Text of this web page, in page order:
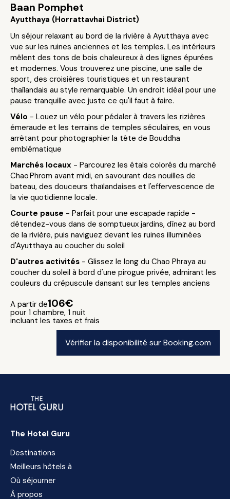
Baan Pomphet
Ayutthaya (Horrattavhai District)
Un séjour relaxant au bord de la rivière à Ayutthaya avec
vue sur les ruines anciennes et les temples. Les intérieurs
mêlent des tons de bois chaleureux à des lignes épurées
et modernes. Vous trouverez une piscine, une salle de
sport, des croisières touristiques et un restaurant
thaïlandais au style remarquable. Un endroit idéal pour une
pause tranquille avec juste ce qu'il faut à faire.
Vélo - Louez un vélo pour pédaler à travers les rizières
émeraude et les terrains de temples séculaires, en vous
arrêtant pour photographier la tête de Bouddha
emblématique
Marchés locaux - Parcourez les étals colorés du marché
Chao Phrom avant midi, en savourant des nouilles de
bateau, des douceurs thaïlandaises et l'effervescence de
la vie quotidienne locale.
Courte pause - Parfait pour une escapade rapide -
détendez-vous dans de somptueux jardins, dînez au bord
de la rivière, puis naviguez devant les ruines illuminées
d'Ayutthaya au coucher du soleil
D'autres activités - Glissez le long du Chao Phraya au
coucher du soleil à bord d'une pirogue privée, admirant les
couleurs du crépuscule dansant sur les temples anciens
A partir de106€
pour 1 chambre, 1 nuit
incluant les taxes et frais
Vérifier la disponibilité sur Booking.com
The Hotel Guru
Destinations
Meilleurs hôtels à
Où séjourner
À propos